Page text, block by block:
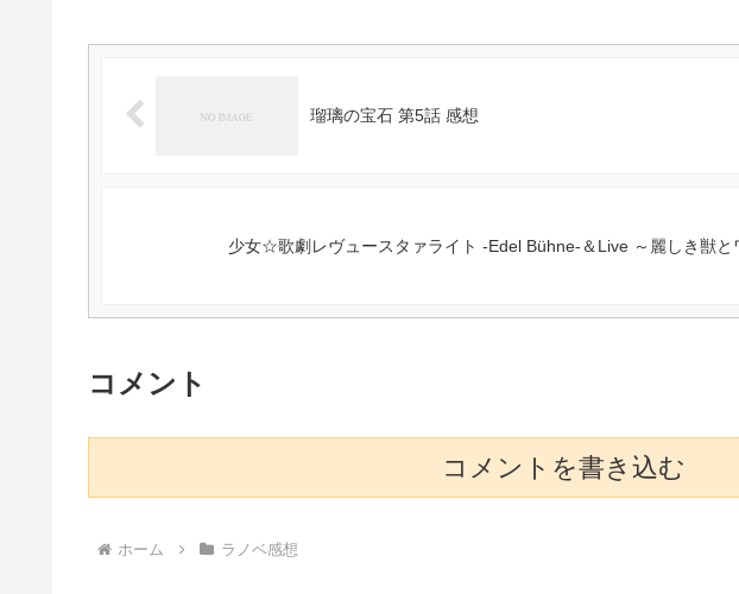
瑠璃の宝石 第5話 感想
少女☆歌劇レヴュースタァライト -Edel Bühne-＆Live ～麗しき獣と
コメント
コメントを書き込む
ホーム ラノベ感想